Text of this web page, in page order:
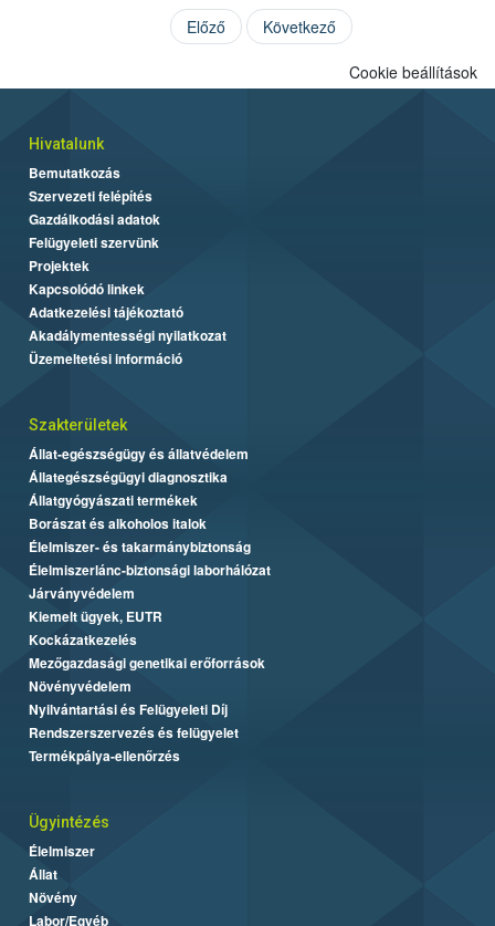
Előző Következő
Cookie beállítások
Hivatalunk
Bemutatkozás
Szervezeti felépítés
Gazdálkodási adatok
Felügyeleti szervünk
Projektek
Kapcsolódó linkek
Adatkezelési tájékoztató
Akadálymentességi nyilatkozat
Üzemeltetési információ
Szakterületek
Állat-egészségügy és állatvédelem
Állategészségügyi diagnosztika
Állatgyógyászati termékek
Borászat és alkoholos italok
Élelmiszer- és takarmánybiztonság
Élelmiszerlánc-biztonsági laborhálózat
Járványvédelem
Kiemelt ügyek, EUTR
Kockázatkezelés
Mezőgazdasági genetikai erőforrások
Növényvédelem
Nyilvántartási és Felügyeleti Díj
Rendszerszervezés és felügyelet
Termékpálya-ellenőrzés
Ügyintézés
Élelmiszer
Állat
Növény
Labor/Egyéb